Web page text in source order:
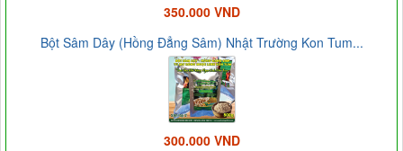
350.000 VND
Bột Sâm Dây (Hồng Đẳng Sâm) Nhật Trường Kon Tum...
300.000 VND